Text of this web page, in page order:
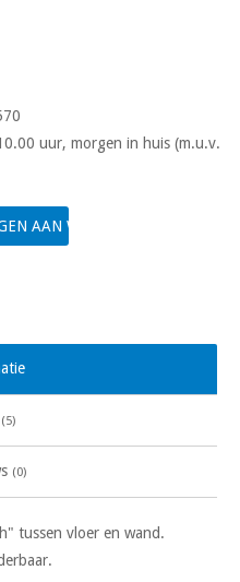
uur, morgen in huis (m.u.v.
AAN WINKELWAGEN
(5)
(0)
tussen vloer en wand.